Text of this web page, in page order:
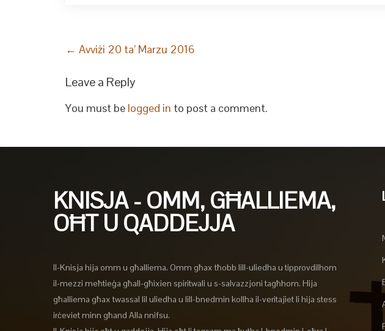
Post
navigation
← Avviżi 20 ta’ Marzu 2016
Leave a Reply
You must be logged in to post a comment.
KNISJA - OMM, GĦALLIEMA,
OĦT U QADDEJJA
Il-Knisja hija omm u għalliema. Omm għax tħobb lill-uliedha u tipprovdilhom
il-mezzi meħtieġa għall-għixien spiritwali u s-salvazzjoni tagħhom. Hija
għalliema għax twassal lil uliedha u lill-bnedmin kollha il-veritajiet li hija stess
irċeviet minn għand Alla nnifsu.